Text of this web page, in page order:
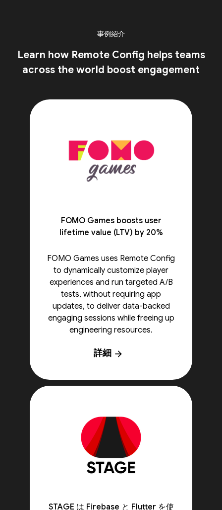
事例紹介
Learn how Remote Config helps teams
across the world boost engagement
FOMO Games boosts user
lifetime value (LTV) by 20%
FOMO Games uses Remote Config
to dynamically customize player
experiences and run targeted A/B
tests, without requiring app
updates, to deliver data-backed
engaging sessions while freeing up
engineering resources.
詳細 arrow_forward
STAGE は Firebase と Flutter を使